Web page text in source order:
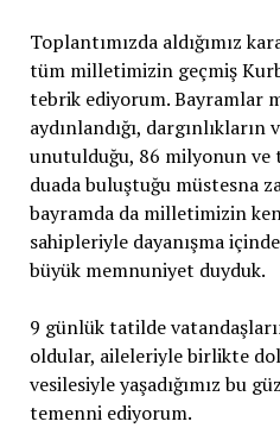
Toplantımızda aldığımız
tüm milletimizin geçmiş
tebrik ediyorum. Bayramlar
aydınlandığı, dargınlıkların
unutulduğu, 86 milyonun ve
duada buluştuğu müstesna
bayramda da milletimizin
sahipleriyle dayanışma
büyük memnuniyet duyduk.
9 günlük tatilde
oldular, aileleriyle birlikte
vesilesiyle yaşadığımız bu
temenni ediyorum.